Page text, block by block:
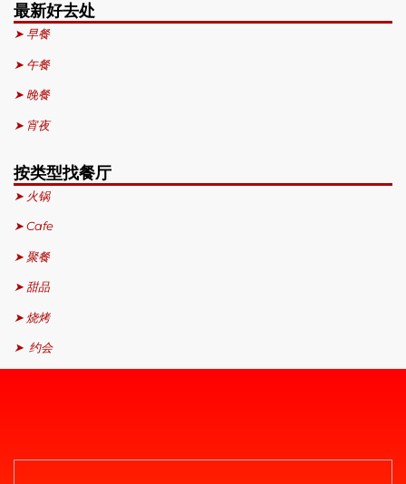
最新好去处
➤ 早餐
➤ 午餐
➤ 晚餐
➤ 宵夜
按类型找餐厅
➤ 火锅
➤ Cafe
➤ 聚餐
➤ 甜品
➤ 烧烤
➤ 约会